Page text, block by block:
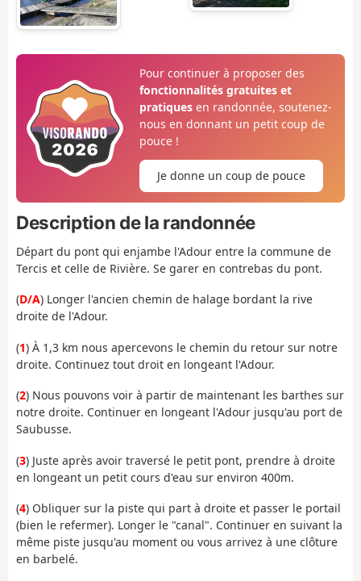
Pour continuer à proposer des
fonctionnalités gratuites et
pratiquesen randonnée, soutenez-
nous en donnant un petit coup de
pouce !
Je donne un coup de pouce
Description de la randonnée
Départ du pont qui enjambe l'Adour entre la commune de
Tercis et celle de Rivière. Se garer en contrebas du pont.
(D/A) Longer l'ancien chemin de halage bordant la rive
droite de l'Adour.
(1) À 1,3 km nous apercevons le chemin du retour sur notre
droite. Continuez tout droit en longeant l'Adour.
(2) Nous pouvons voir à partir de maintenant les barthes sur
notre droite. Continuer en longeant l'Adour jusqu'au port de
Saubusse.
(3) Juste après avoir traversé le petit pont, prendre à droite
en longeant un petit cours d'eau sur environ 400m.
(4) Obliquer sur la piste qui part à droite et passer le portail
(bien le refermer). Longer le "canal". Continuer en suivant la
même piste jusqu'au moment ou vous arrivez à une clôture
en barbelé.